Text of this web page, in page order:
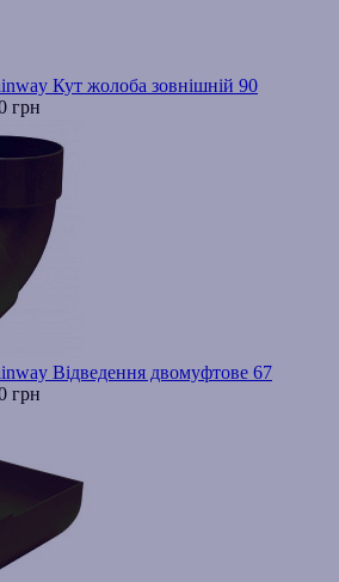
Кут жолоба зовнішній 90
грн
Відведення двомуфтове 67
грн